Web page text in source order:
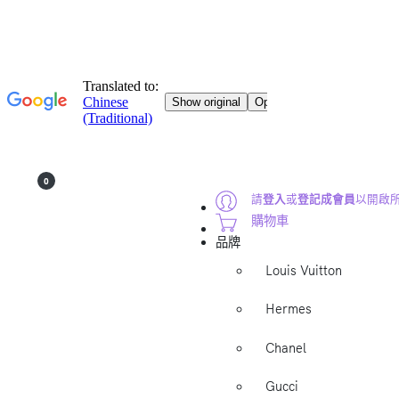
請登入或登記成會員以開啟
0
購物車
品牌
Louis Vuitton
Hermes
Chanel
Gucci